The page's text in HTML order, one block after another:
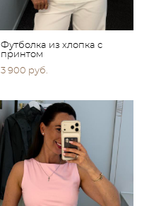
Футболка из хлопка с
принтом
3 900 pуб.